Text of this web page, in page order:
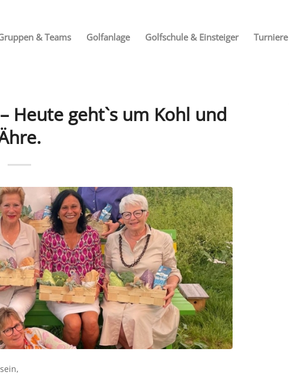
& Teams Golfanlage Golfschule & Einsteiger Turniere
Heute geht`s um Kohl und